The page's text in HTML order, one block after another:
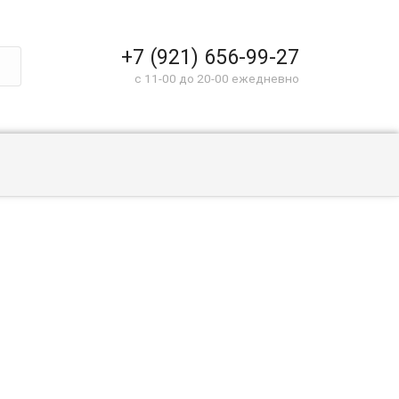
+7 (921) 656-99-27
c 11-00 до 20-00 ежедневно